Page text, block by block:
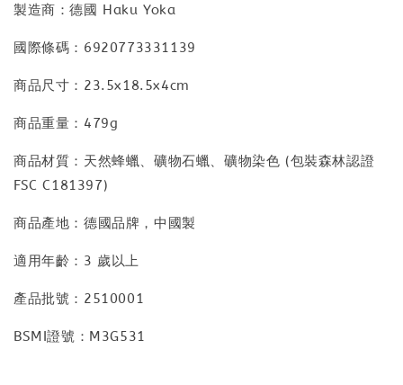
製造商：德國 Haku Yoka
國際條碼：6920773331139
商品尺寸：23.5x18.5x4cm
商品重量：479g
商品材質：天然蜂蠟、礦物石蠟、礦物染色 (包裝森林認證
FSC C181397)
商品產地：德國品牌，中國製
適用年齡：3 歲以上
產品批號：2510001
BSMI證號：M3G531